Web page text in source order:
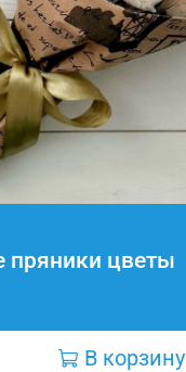
цветы
В корзину